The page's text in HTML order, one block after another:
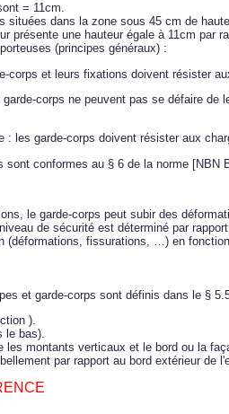
= 11cm.
situées dans la zone sous 45 cm de
présente une hauteur égale à 11cm par
(principes généraux) :
corps et leurs fixations doivent résister
garde-corps ne peuvent pas se défaire
: les garde-corps doivent résister aux
sont conformes au § 6 de la norme [NBN
le garde-corps peut subir des
de sécurité est déterminé par
(déformations, fissurations, …) en
et garde-corps sont définis dans le §
).
le bas).
les montants verticaux et le bord ou la
par rapport au bord extérieur de